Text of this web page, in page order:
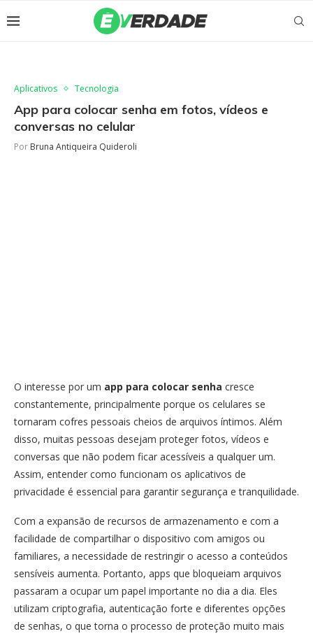
Aplicativos Tecnologia
App para colocar senha em fotos, vídeos e
conversas no celular
Por Bruna Antiqueira Quideroli
O interesse por um app para colocar senha cresce
constantemente, principalmente porque os celulares se
tornaram cofres pessoais cheios de arquivos íntimos. Além
disso, muitas pessoas desejam proteger fotos, vídeos e
conversas que não podem ficar acessíveis a qualquer um.
Assim, entender como funcionam os aplicativos de
privacidade é essencial para garantir segurança e tranquilidade.
Com a expansão de recursos de armazenamento e com a
facilidade de compartilhar o dispositivo com amigos ou
familiares, a necessidade de restringir o acesso a conteúdos
sensíveis aumenta. Portanto, apps que bloqueiam arquivos
passaram a ocupar um papel importante no dia a dia. Eles
utilizam criptografia, autenticação forte e diferentes opções
de senhas, o que torna o processo de proteção muito mais